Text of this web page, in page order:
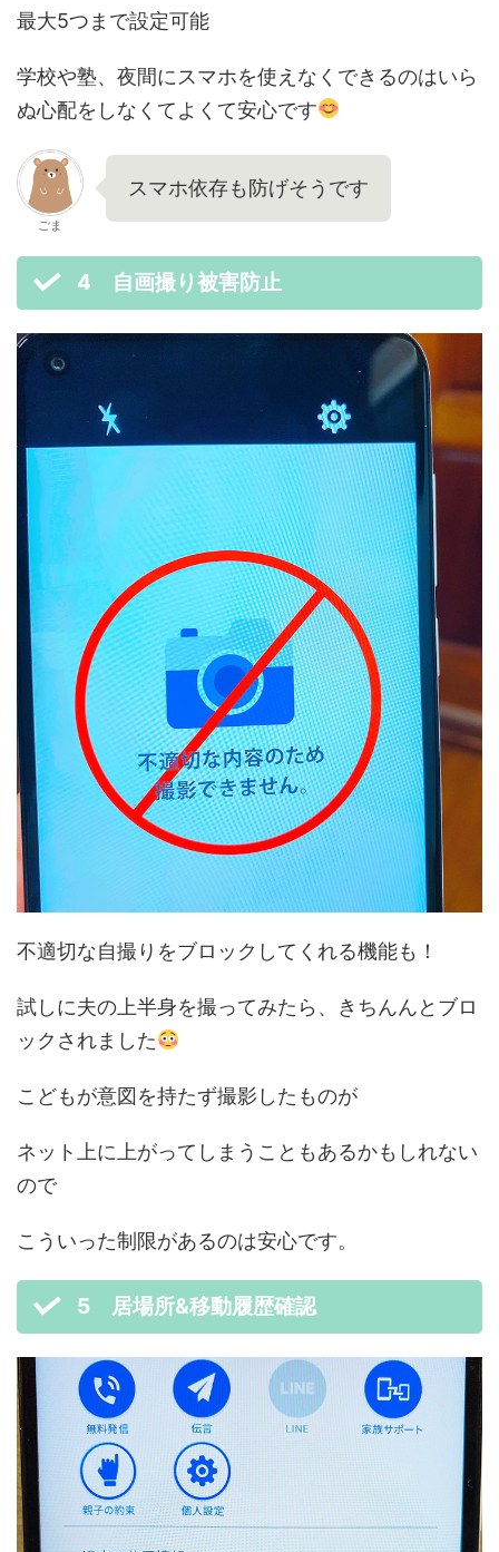
最大5つまで設定可能
学校や塾、夜間にスマホを使えなくできるのはいら
ぬ心配をしなくてよくて安心です
ごま
スマホ依存も防げそうです
4 自画撮り被害防止
不適切な自撮りをブロックしてくれる機能も！
試しに夫の上半身を撮ってみたら、きちんんとブロ
ックされました
こどもが意図を持たず撮影したものが
ネット上に上がってしまうこともあるかもしれない
ので
こういった制限があるのは安心です。
5 居場所&移動履歴確認